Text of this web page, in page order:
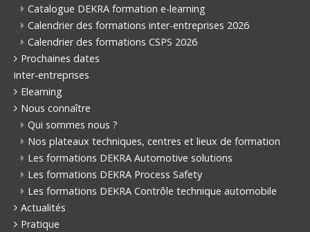
Catalogue DEKRA formation e-learning
Calendrier des formations inter-entreprises 2026
Calendrier des formations CSPS 2026
Prochaines dates
inter-entreprises
Elearning
Nous connaître
Qui sommes nous ?
Nos plateaux techniques, centres et lieux de formation
Les formations DEKRA Automotive solutions
Les formations DEKRA Process Safety
Les formations DEKRA Contrôle technique automobile
Actualités
Pratique